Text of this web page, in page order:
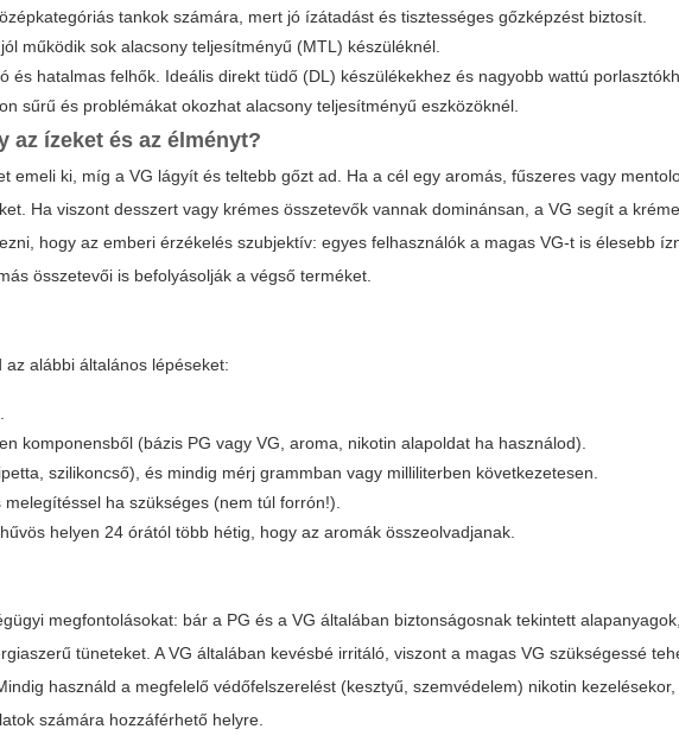
tankok számára, mert jó ízátadást és tisztességes gőzképzést biztosít.
működik sok alacsony teljesítményű (MTL) készüléknél.
és hatalmas felhők. Ideális direkt tüdő (DL) készülékekhez és nagyobb wattú
sűrű és problémákat okozhat alacsony teljesítményű eszközöknél.
az ízeket és az élményt?
emeli ki, míg a VG lágyít és teltebb gőzt ad. Ha a cél egy aromás, fűszeres vagy
Ha viszont desszert vagy krémes összetevők vannak dominánsan, a VG segít a
hogy az emberi érzékelés szubjektív: egyes felhasználók a magas VG-t is élesebb
összetevői is befolyásolják a végső terméket.
alábbi általános lépéseket:
komponensből (bázis PG vagy VG, aroma, nikotin alapoldat ha használod).
szilikoncső), és mindig mérj grammban vagy milliliterben következetesen.
ha szükséges (nem túl forrón!).
helyen 24 órától több hétig, hogy az aromák összeolvadjanak.
megfontolásokat: bár a PG és a VG általában biztonságosnak tekintett
tüneteket. A VG általában kevésbé irritáló, viszont a magas VG szükségessé
használd a megfelelő védőfelszerelést (kesztyű, szemvédelem) nikotin
számára hozzáférhető helyre.